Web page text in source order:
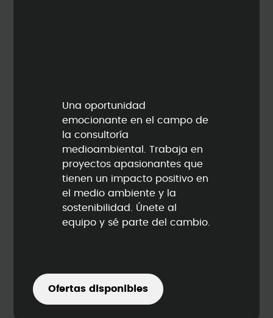
Una oportunidad
emocionante en el campo de
la consultoría
medioambiental. Trabaja en
proyectos apasionantes que
tienen un impacto positivo en
el medio ambiente y la
sostenibilidad. Únete al
equipo y sé parte del cambio.
Ofertas disponibles